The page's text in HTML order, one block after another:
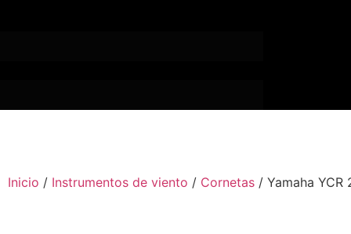
Inicio / Instrumentos de viento / Cornetas / Yamaha YCR